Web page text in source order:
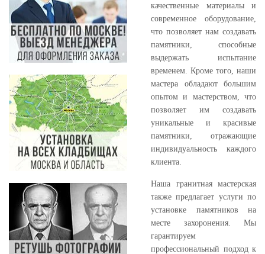
качественные материалы и
современное оборудование,
что позволяет нам создавать
памятники, способные
выдержать испытание
временем. Кроме того, наши
мастера обладают большим
опытом и мастерством, что
позволяет им создавать
уникальные и красивые
памятники, отражающие
индивидуальность каждого
клиента.
Наша гранитная мастерская
также предлагает услуги по
установке памятников на
месте захоронения. Мы
гарантируем
профессиональный подход к